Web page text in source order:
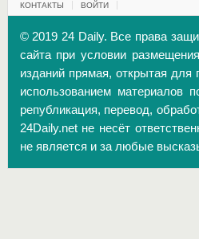
КОНТАКТЫ ВОЙТИ
© 2019 24 Daily. Все права
сайта при условии
изданий прямая, открытая
использованием материалов
републикация, перевод,
24Daily.net не несёт
не является и за любые